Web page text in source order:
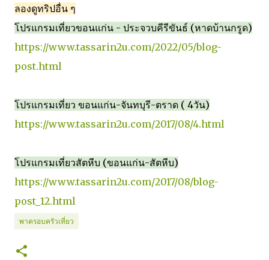
ลองดูทริปอื่น ๆ
โปรแกรมเที่ยวขอนแก่น - ประจวบคีรีขันธ์ (หาดบ้านกรูด)
https://www.tassarin2u.com/2022/05/blog-
post.html
โปรแกรมเที่ยว ขอนแก่น-จันทบุรี-ตราด ( 4วัน)
https://www.tassarin2u.com/2017/08/4.html
โปรแกรมเที่ยวสัตหีบ (ขอนแก่น-สัตหีบ)
https://www.tassarin2u.com/2017/08/blog-
post_12.html
พาครอบครัวเที่ยว